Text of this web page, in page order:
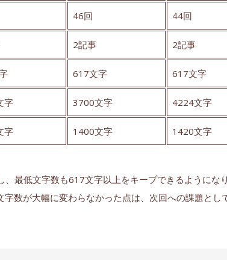
46回 44回
2記事 2記事
617文字 617文字
字 3700文字 4224文字
字 1400文字 1420文字
最低文字数も617文字以上をキープできるようにな
字数が大幅に変わらなかった点は、次回への課題とし